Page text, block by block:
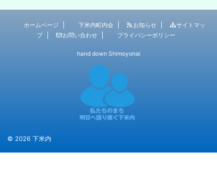
ホームページ 下米内町内会 お知らせ
サイトマッ
プ
お問い合わせ プライバシーポリシー
hand down Shimoyonai
© 2026 下米内